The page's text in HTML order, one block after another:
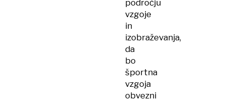
področju
vzgoje
in
izobraževanja,
da
bo
športna
vzgoja
obvezni